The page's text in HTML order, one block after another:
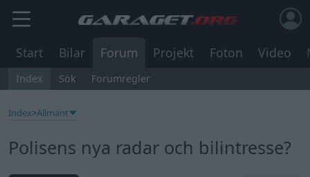
Start Bilar Forum Projekt Foton Video
Index Sök Forumregler
Index>Allmänt
Polisens nya radar och bilintresse?